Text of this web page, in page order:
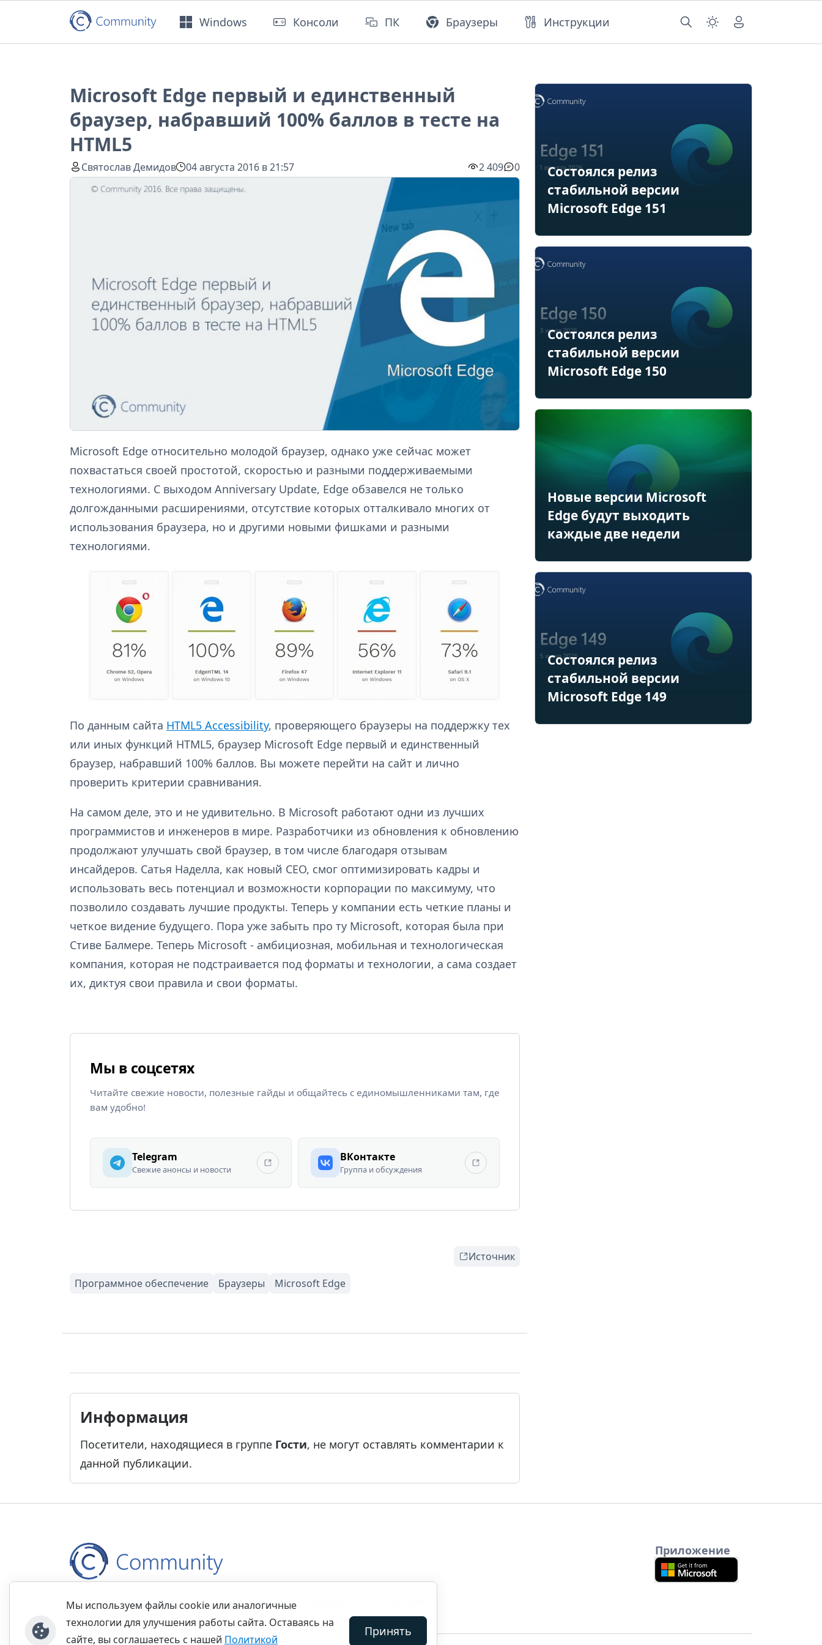
Windows Консоли ПК Браузеры Инструкции
Microsoft Edge первый и единственный
браузер, набравший 100% баллов в тесте на
HTML5
Святослав Демидов 04 августа 2016 в 21:57 2 409 0
Microsoft Edge относительно молодой браузер, однако уже сейчас может
похвастаться своей простотой, скоростью и разными поддерживаемыми
технологиями. С выходом Anniversary Update, Edge обзавелся не только
долгожданными расширениями, отсутствие которых отталкивало многих от
использования браузера, но и другими новыми фишками и разными
технологиями.
По данным сайта HTML5 Accessibility, проверяющего браузеры на поддержку тех
или иных функций HTML5, браузер Microsoft Edge первый и единственный
браузер, набравший 100% баллов. Вы можете перейти на сайт и лично
проверить критерии сравнивания.
На самом деле, это и не удивительно. В Microsoft работают одни из лучших
программистов и инженеров в мире. Разработчики из обновления к обновлению
продолжают улучшать свой браузер, в том числе благодаря отзывам
инсайдеров. Сатья Наделла, как новый CEO, смог оптимизировать кадры и
использовать весь потенциал и возможности корпорации по максимуму, что
позволило создавать лучшие продукты. Теперь у компании есть четкие планы и
четкое видение будущего. Пора уже забыть про ту Microsoft, которая была при
Стиве Балмере. Теперь Microsoft - амбициозная, мобильная и технологическая
компания, которая не подстраивается под форматы и технологии, а сама создает
их, диктуя свои правила и свои форматы.
Мы в соцсетях
Читайте свежие новости, полезные гайды и общайтесь с единомышленниками там, где
вам удобно!
Telegram
Свежие анонсы и новости
ВКонтакте
Группа и обсуждения
Источник
Информация
Посетители, находящиеся в группе Гости, не могут оставлять комментарии к
данной публикации.
Состоялся релиз
стабильной версии
Microsoft Edge 151
Состоялся релиз
стабильной версии
Microsoft Edge 150
Новые версии Microsoft
Edge будут выходить
каждые две недели
Состоялся релиз
стабильной версии
Microsoft Edge 149
КонтактыПравилаОбратная связьПравила копирования материалов
Приложение
Мы используем файлы cookie или аналогичные
технологии для улучшения работы сайта. Оставаясь на
сайте, вы соглашаетесь с нашей Политикой
Принять